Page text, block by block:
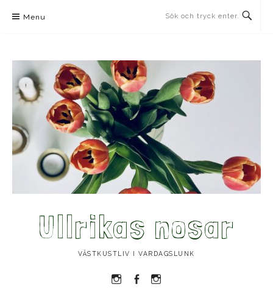
Menu
Ullrikas nosar
VÄSTKUSTLIV I VARDAGSLUNK
Instagram
Facebook